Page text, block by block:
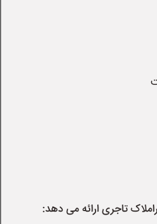
تاجری ارائه می دهد: